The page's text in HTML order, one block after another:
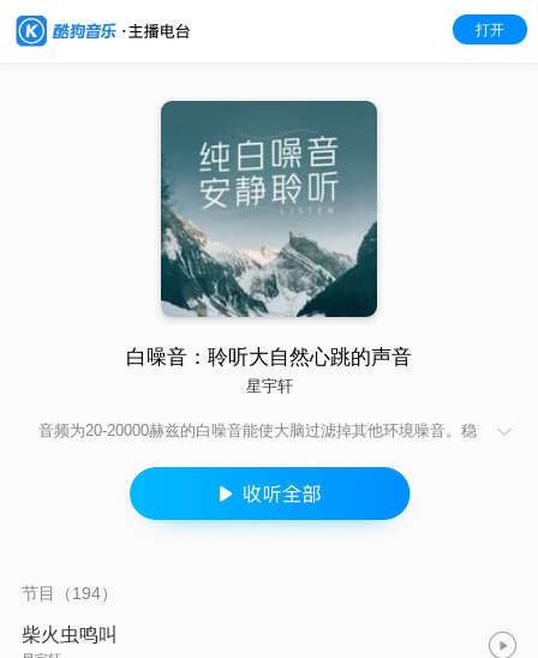
打开
白噪音：聆听大自然心跳的声音
星宇轩
音频为20-20000赫兹的白噪音能使大脑过滤掉其他环境噪音。稳
适状态后听感更佳~
节目（194）
柴火虫鸣叫